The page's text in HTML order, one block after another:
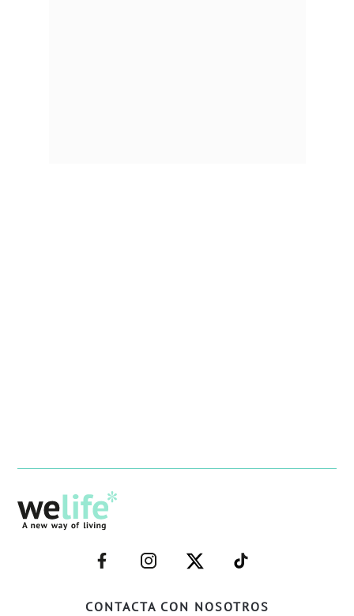
CONTACTA CON NOSOTROS
–
FACEBOOK–
–
INSTAGRAM–
–
TWITTER–
–
WELIFE–